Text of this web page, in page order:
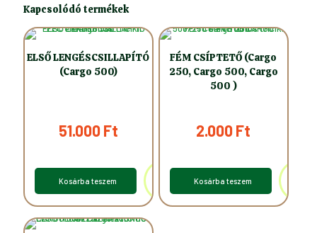
Kapcsolódó termékek
ELSŐ LENGÉSCSILLAPÍTÓ
(Cargo 500)
51.000Ft
Kosárba teszem
FÉM CSÍPTETŐ (Cargo
250, Cargo 500, Cargo
500 )
2.000Ft
Kosárba teszem